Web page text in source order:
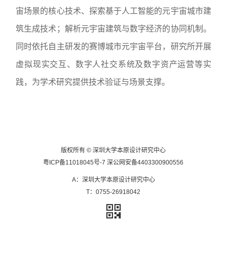
宙场景的核心技术、探索基于人工智能的元宇宙城市建
筑生成技术；解析元宇宙建筑与数字经济的协同机制。
同时依托自主研发的赛博城市元宇宙平台，研究所开展
虚拟现实交互、数字人社交系统及数字资产运营等实
践，为学术研究提供技术验证与场景支撑。
版权所有 © 深圳大学本原设计研究中心
粤ICP备11018045号-7 深公网安备4403300900556
A：深圳大学本原设计研究中心
T：0755-26918042